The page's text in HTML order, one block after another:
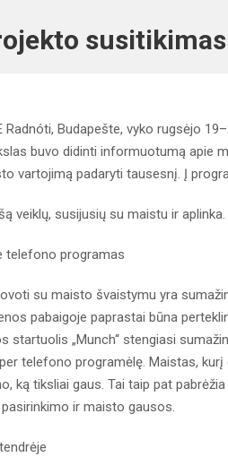
Radnóti, Budapešte, vyko rugsėjo
buvo didinti informuotumą apie
vartojimą padaryti tausesnį. Į
veiklų, susijusių su maistu ir aplinka.
telefono programas
su maisto švaistymu yra
pabaigoje paprastai būna
startuolis „Munch“ stengiasi
telefono programėlę. Maistas,
ką tiksliai gaus. Tai taip pat
ir maisto gausos.